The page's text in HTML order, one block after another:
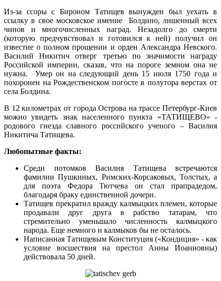
Из-за ссоры с Бироном Татищев вынужден был уехать в
ссылку в свое московское имение Болдино, лишенный всех
чинов и многочисленных наград. Незадолго до смерти
(которую предчувствовал и готовился к ней) получил он
известие о полном прощении и орден Александра Невского.
Василий Никитич отверг третью по значимости награду
Российской империи, сказав, что на пороге земном она не
нужна. Умер он на следующий день 15 июля 1750 года и
похоронен на Рождествен­ском погосте в полутора верстах от
села Болдина.
В 12 ки­лометрах от города Острова на трассе Петербург-Киев
можно увидеть знак населенного пункта «ТАТИЩЕВО» -
родового гнезда славного российского ученого – Василия
Никитича Татищева.
Любопытные факты:
Среди потомков Василия Татищева встречаются
фамилии Пушкиных, Римских-Корсаковых, Толстых, а
для поэта Федора Тютчева он стал прапрадедом,
благодаря браку единственной дочери.
Татищев прекратил вражду калмыцких племен, которые
продавали друг друга в рабство татарам, что
стремительно уменьшало численность калмыцкого
народа. Еще немного и калмыков бы не осталось.
Написанная Татищевым Конституция («Кондиция» - как
условие восшествия на престол Анны Иоанновны)
действовала 50 дней.